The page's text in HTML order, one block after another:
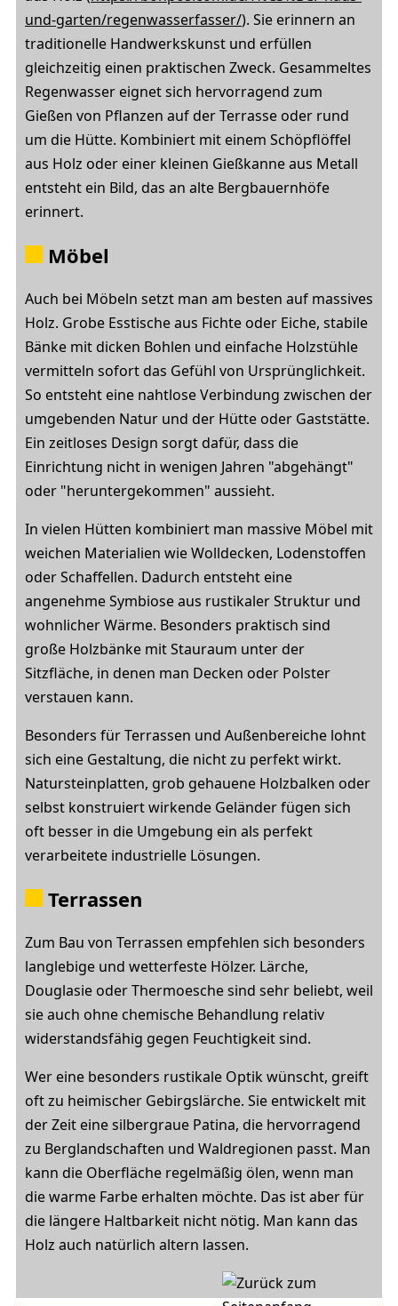
und-garten/regenwasserfasser/). Sie erinnern an
traditionelle Handwerkskunst und erfüllen
gleichzeitig einen praktischen Zweck. Gesammeltes
Regenwasser eignet sich hervorragend zum
Gießen von Pflanzen auf der Terrasse oder rund
um die Hütte. Kombiniert mit einem Schöpflöffel
aus Holz oder einer kleinen Gießkanne aus Metall
entsteht ein Bild, das an alte Bergbauernhöfe
erinnert.
Möbel
Auch bei Möbeln setzt man am besten auf massives
Holz. Grobe Esstische aus Fichte oder Eiche, stabile
Bänke mit dicken Bohlen und einfache Holzstühle
vermitteln sofort das Gefühl von Ursprünglichkeit.
So entsteht eine nahtlose Verbindung zwischen der
umgebenden Natur und der Hütte oder Gaststätte.
Ein zeitloses Design sorgt dafür, dass die
Einrichtung nicht in wenigen Jahren "abgehängt"
oder "heruntergekommen" aussieht.
In vielen Hütten kombiniert man massive Möbel mit
weichen Materialien wie Wolldecken, Lodenstoffen
oder Schaffellen. Dadurch entsteht eine
angenehme Symbiose aus rustikaler Struktur und
wohnlicher Wärme. Besonders praktisch sind
große Holzbänke mit Stauraum unter der
Sitzfläche, in denen man Decken oder Polster
verstauen kann.
Besonders für Terrassen und Außenbereiche lohnt
sich eine Gestaltung, die nicht zu perfekt wirkt.
Natursteinplatten, grob gehauene Holzbalken oder
selbst konstruiert wirkende Geländer fügen sich
oft besser in die Umgebung ein als perfekt
verarbeitete industrielle Lösungen.
Terrassen
Zum Bau von Terrassen empfehlen sich besonders
langlebige und wetterfeste Hölzer. Lärche,
Douglasie oder Thermoesche sind sehr beliebt, weil
sie auch ohne chemische Behandlung relativ
widerstandsfähig gegen Feuchtigkeit sind.
Wer eine besonders rustikale Optik wünscht, greift
oft zu heimischer Gebirgslärche. Sie entwickelt mit
der Zeit eine silbergraue Patina, die hervorragend
zu Berglandschaften und Waldregionen passt. Man
kann die Oberfläche regelmäßig ölen, wenn man
die warme Farbe erhalten möchte. Das ist aber für
die längere Haltbarkeit nicht nötig. Man kann das
Holz auch natürlich altern lassen.